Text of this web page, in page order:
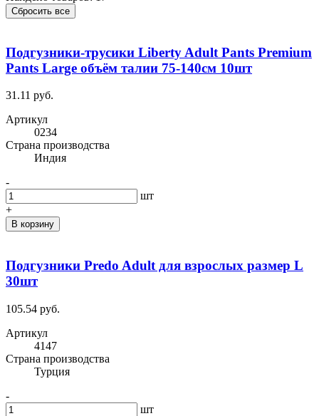
Сбросить все
Подгузники-трусики Liberty Adult Pants Premium
Pants Large объём талии 75-140см 10шт
31.11 руб.
Артикул
0234
Cтрана производства
Индия
-
шт
+
В корзину
Подгузники Predo Adult для взрослых размер L
30шт
105.54 руб.
Артикул
4147
Cтрана производства
Турция
-
шт